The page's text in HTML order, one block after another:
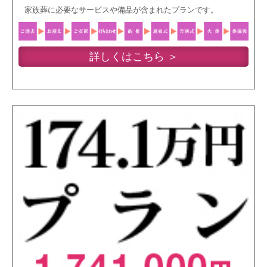
家族葬に必要なサービスや備品が含まれたプランです。
詳しくはこちら ＞